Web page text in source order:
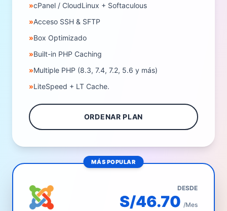
»cPanel / CloudLinux + Softaculous
»Acceso SSH & SFTP
»Box Optimizado
»Built-in PHP Caching
»Multiple PHP (8.3, 7.4, 7.2, 5.6 y más)
»LiteSpeed + LT Cache.
ORDENAR PLAN
MÁS POPULAR
DESDE
S/46.70 /Mes